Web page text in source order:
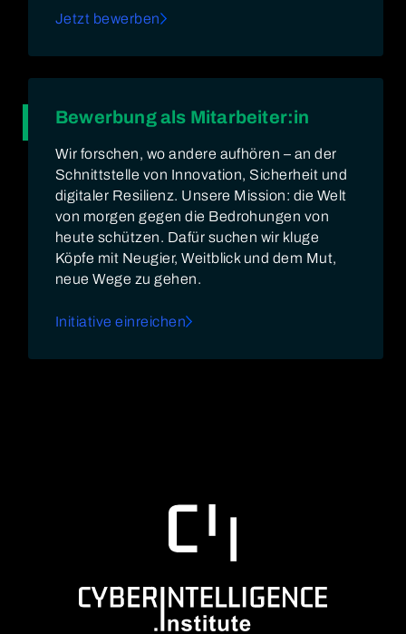
Jetzt bewerben
Bewerbung als Mitarbeiter:in
Wir forschen, wo andere aufhören – an der
Schnittstelle von Innovation, Sicherheit und
digitaler Resilienz. Unsere Mission: die Welt
von morgen gegen die Bedrohungen von
heute schützen. Dafür suchen wir kluge
Köpfe mit Neugier, Weitblick und dem Mut,
neue Wege zu gehen.
Initiative einreichen